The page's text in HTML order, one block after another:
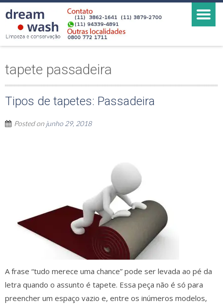
tapete passadeira
Tipos de tapetes: Passadeira
Posted on junho 29, 2018
A frase “tudo merece uma chance” pode ser levada ao pé da
letra quando o assunto é tapete. Essa peça não é só para
preencher um espaço vazio e, entre os inúmeros modelos,